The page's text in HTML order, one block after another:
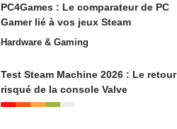
PC4Games : Le comparateur de PC
Gamer lié à vos jeux Steam
Hardware & Gaming
Test Steam Machine 2026 : Le retour
risqué de la console Valve